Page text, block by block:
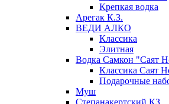
Крепкая водка
Арегак К.З.
ВЕДИ АЛКО
Классика
Элитная
Водка Самкон "Саят
Классика Саят
Подарочные
Муш
Степанакертский КЗ